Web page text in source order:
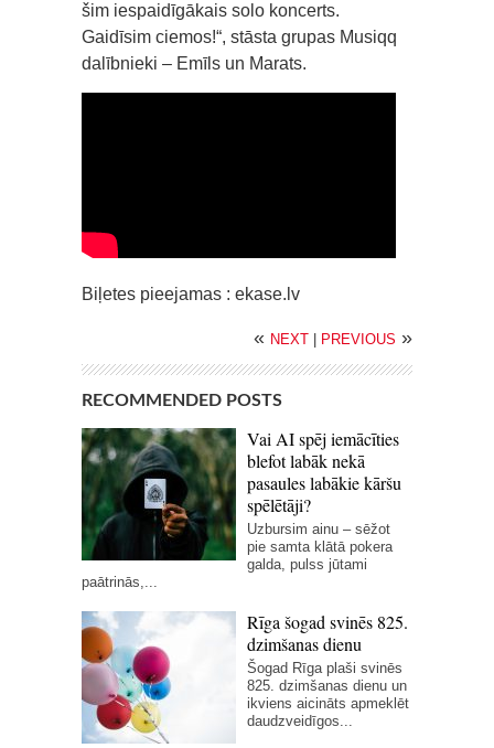
šim iespaidīgākais solo koncerts.
Gaidīsim ciemos!“, stāsta grupas Musiqq
dalībnieki – Emīls un Marats.
Biļetes pieejamas : ekase.lv
« NEXT PREVIOUS »
RECOMMENDED POSTS
Vai AI spēj iemācīties
blefot labāk nekā
pasaules labākie kāršu
spēlētāji?
Uzbursim ainu – sēžot
pie samta klātā pokera
galda, pulss jūtami
paātrinās,...
Rīga šogad svinēs 825.
dzimšanas dienu
Šogad Rīga plaši svinēs
825. dzimšanas dienu un
ikviens aicināts apmeklēt
daudzveidīgos...